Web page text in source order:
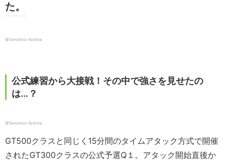
た。
©︎Tomohiro Yoshita
公式練習から大接戦！その中で強さを見せたの
は…？
©︎Tomohiro Yoshita
GT500クラスと同じく15分間のタイムアタック方式で開催
されたGT300クラスの公式予選Q１。アタック開始直後か